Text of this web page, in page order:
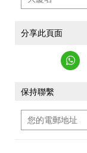
分享此頁面
保持聯繫